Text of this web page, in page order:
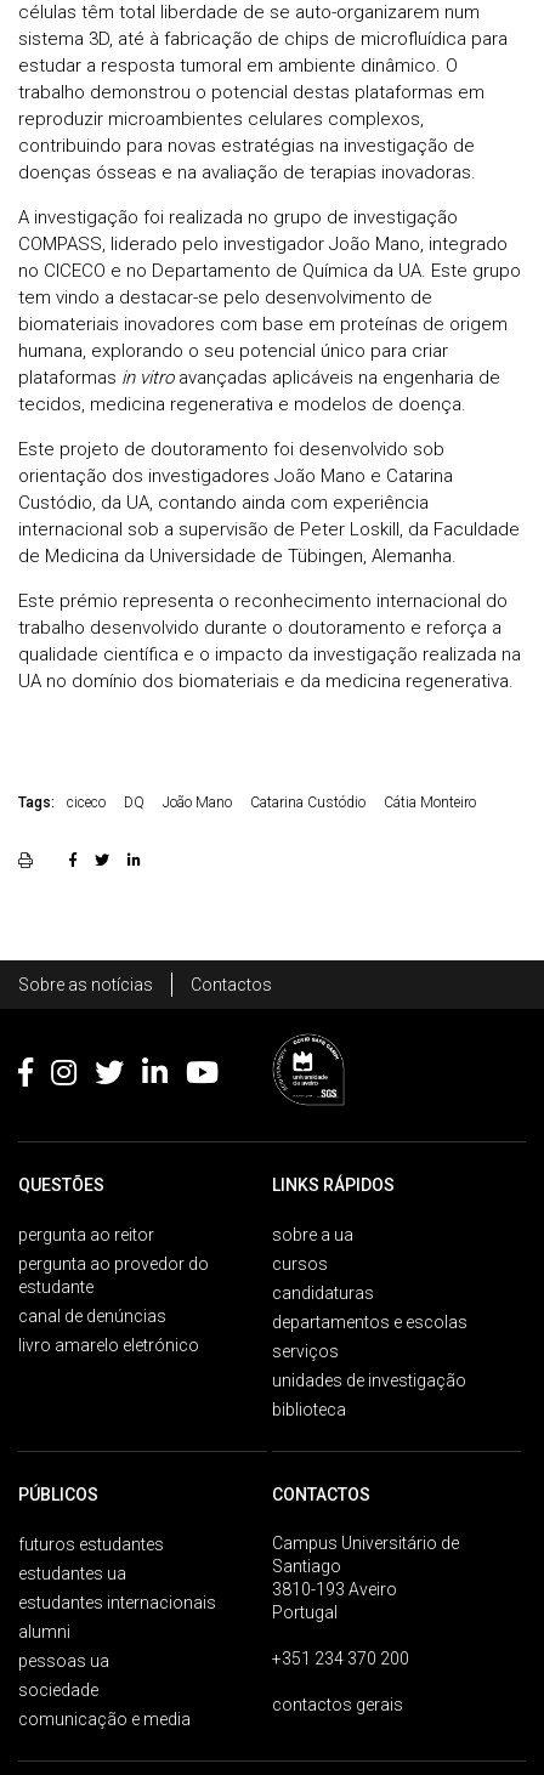
células têm total liberdade de se auto-organizarem num
sistema 3D, até à fabricação de chips de microfluídica para
estudar a resposta tumoral em ambiente dinâmico. O
trabalho demonstrou o potencial destas plataformas em
reproduzir microambientes celulares complexos,
contribuindo para novas estratégias na investigação de
doenças ósseas e na avaliação de terapias inovadoras.
A investigação foi realizada no grupo de investigação
COMPASS, liderado pelo investigador João Mano, integrado
no CICECO e no Departamento de Química da UA. Este grupo
tem vindo a destacar-se pelo desenvolvimento de
biomateriais inovadores com base em proteínas de origem
humana, explorando o seu potencial único para criar
plataformas in vitroavançadas aplicáveis na engenharia de
tecidos, medicina regenerativa e modelos de doença.
Este projeto de doutoramento foi desenvolvido sob
orientação dos investigadores João Mano e Catarina
Custódio, da UA, contando ainda com experiência
internacional sob a supervisão de Peter Loskill, da Faculdade
de Medicina da Universidade de Tübingen, Alemanha.
Este prémio representa o reconhecimento internacional do
trabalho desenvolvido durante o doutoramento e reforça a
qualidade científica e o impacto da investigação realizada na
UA no domínio dos biomateriais e da medicina regenerativa.
Tags: ciceco DQ João Mano Catarina Custódio Cátia Monteiro
Footer
Sobre as notícias Contactos
QUESTÕES
pergunta ao reitor
pergunta ao provedor do
estudante
canal de denúncias
livro amarelo eletrónico
LINKS RÁPIDOS
sobre a ua
cursos
candidaturas
departamentos e escolas
serviços
unidades de investigação
biblioteca
PÚBLICOS
futuros estudantes
estudantes ua
estudantes internacionais
alumni
pessoas ua
sociedade
comunicação e media
CONTACTOS
Campus Universitário de
Santiago
3810-193 Aveiro
Portugal
+351 234 370 200
contactos gerais